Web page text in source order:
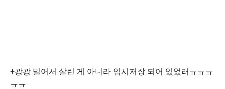
+광광 빌어서 살린 게 아니라 임시저장 되어 있었러ㅠㅠㅠ
ㅠㅠ